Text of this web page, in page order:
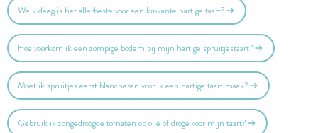
Welk deeg is het allerbeste voor een krokante hartige taart?
Hoe voorkom ik een zompige bodem bij mijn hartige spruitjestaart?
Moet ik spruitjes eerst blancheren voor ik een hartige taart maak?
Gebruik ik zongedroogde tomaten op olie of droge voor mijn taart?